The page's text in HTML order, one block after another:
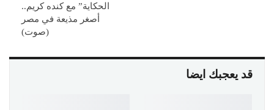
الحكاية” مع كنده كريم..
أصغر مذيعة في مصر
(صوت)
قد يعجبك ايضا